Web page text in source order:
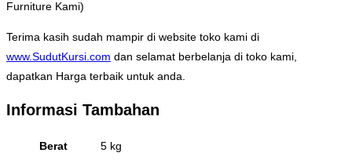
Furniture Kami)
Terima kasih sudah mampir di website toko kami di
www.SudutKursi.com dan selamat berbelanja di toko kami,
dapatkan Harga terbaik untuk anda.
Informasi Tambahan
Berat
5 kg